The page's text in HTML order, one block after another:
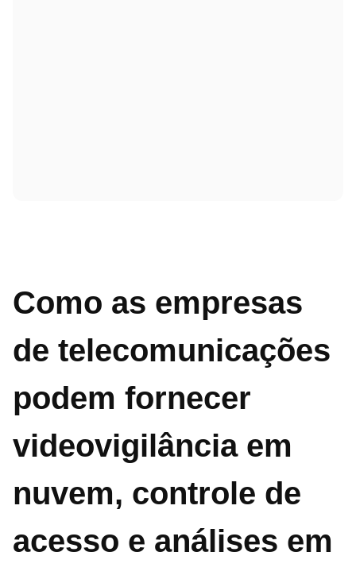
Como as empresas
de telecomunicações
podem fornecer
videovigilância em
nuvem, controle de
acesso e análises em